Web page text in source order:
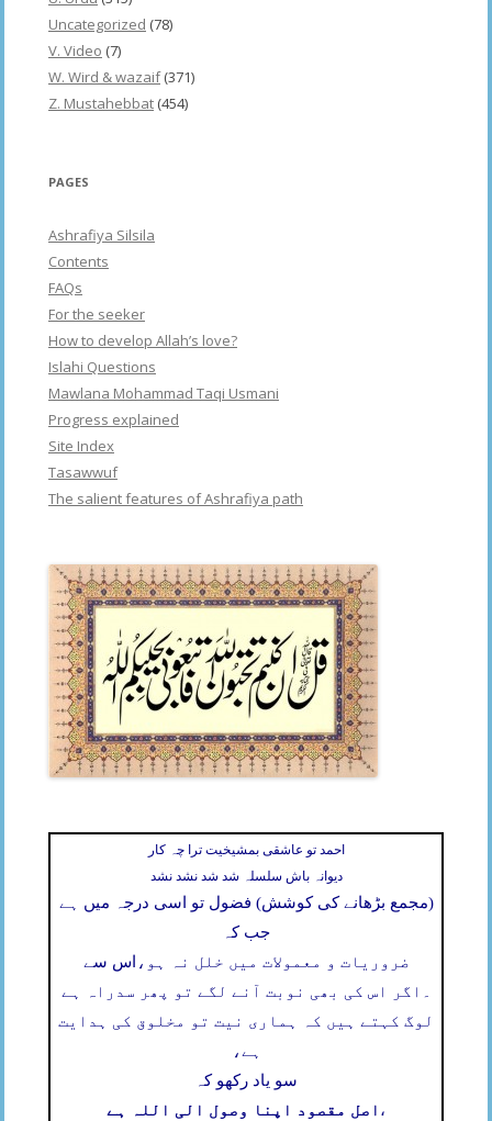
Uncategorized (78)
V. Video (7)
W. Wird & wazaif(371)
Z. Mustahebbat (454)
PAGES
Ashrafiya Silsila
Contents
FAQs
For the seeker
How to develop Allah’s love?
Islahi Questions
Mawlana Mohammad Taqi Usmani
Progress explained
Site Index
Tasawwuf
The salient features of Ashrafiya path
احمد تو عاشقی بمشیخیت ترا چہ کار
دیوانہ باش سلسلہ شد شد نشد نشد
(مجمع بڑھانے کی کوشش) فضول تو اسی درجہ میں ہے
جب کہ
اس سے ضروریات و معمولات میں خلل نہ ہو،
اگر اس کی بھی نوبت آنے لگے تو پھر سدراہ ہے
لوگ کہتے ہیں کہ ہماری نیت تو مخلوق کی ہدایت
ہے،
سو یاد رکھو کہ
اصل مقصود اپنا وصول الی اللہ ہے ،